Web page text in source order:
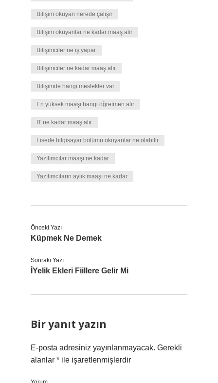
Bilişim okuyan nerede çalışır
Bilişim okuyanlar ne kadar maaş alır
Bilişimciler ne iş yapar
Bilişimciler ne kadar maaş alır
Bilişimde hangi meslekler var
En yüksek maaşı hangi öğretmen alır
IT ne kadar maaş alır
Lisede bilgisayar bölümü okuyanlar ne olabilir
Yazılımcılar maaşı ne kadar
Yazılımcıların aylık maaşı ne kadar
Önceki Yazı
Küpmek Ne Demek
Sonraki Yazı
İYelik Ekleri Fiillere Gelir Mi
Bir yanıt yazın
E-posta adresiniz yayınlanmayacak. Gerekli
alanlar * ile işaretlenmişlerdir